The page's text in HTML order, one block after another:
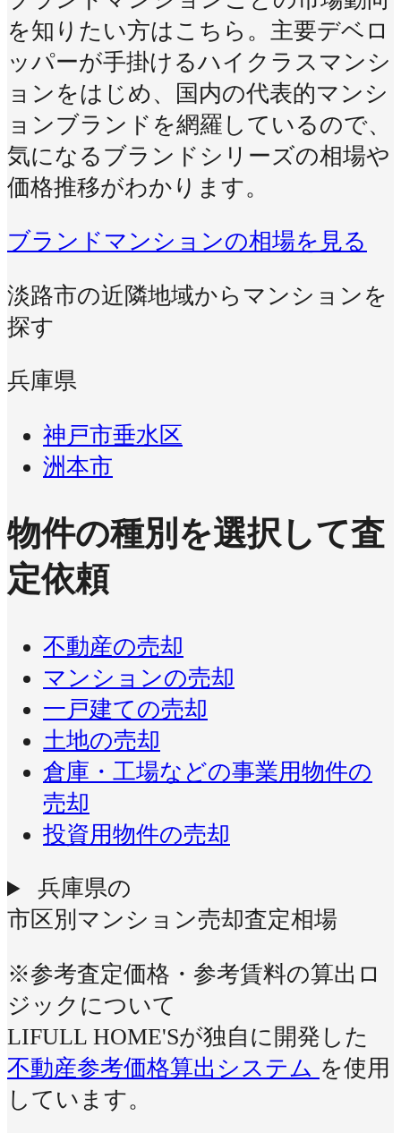
を知りたい方はこちら。主要デベロ
ッパーが手掛けるハイクラスマンシ
ョンをはじめ、国内の代表的マンシ
ョンブランドを網羅しているので、
気になるブランドシリーズの相場や
価格推移がわかります。
ブランドマンションの相場を見る
淡路市の近隣地域からマンションを
探す
兵庫県
神戸市垂水区
洲本市
物件の種別を選択して査
定依頼
不動産の売却
マンションの売却
一戸建ての売却
土地の売却
倉庫・工場などの事業用物件の
売却
投資用物件の売却
兵庫県の
市区別マンション売却査定相場
※参考査定価格・参考賃料の算出ロ
ジックについて
LIFULL HOME'Sが独自に開発した
不動産参考価格算出システム を使用
しています。